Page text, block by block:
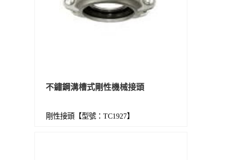
不鏽鋼溝槽式剛性機械接頭
剛性接頭【型號：TC1927】